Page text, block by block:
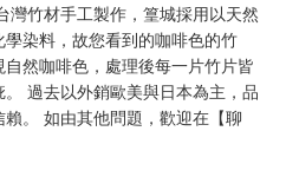
灣竹材手工製作，篁城採用以天然
染料，故您看到的咖啡色的竹
然咖啡色，處理後每一片竹片皆
過去以外銷歐美與日本為主，品
。 如由其他問題，歡迎在【聊